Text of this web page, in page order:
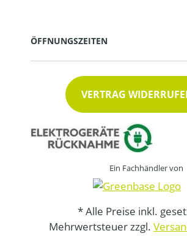
ÖFFNUNGSZEITEN
VERTRAG
Ein Fachhändler von
* Alle Preise inkl.
Mehrwertsteuer zzgl.